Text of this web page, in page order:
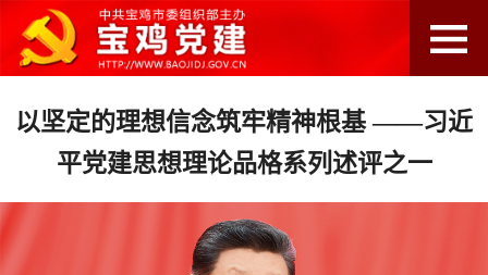
以坚定的理想信念筑牢精神根基 ——习近
平党建思想理论品格系列述评之一